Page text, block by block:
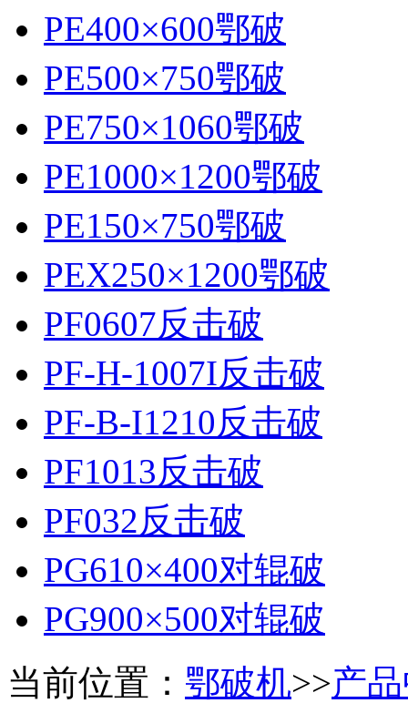
PE400×600鄂破
PE500×750鄂破
PE750×1060鄂破
PE1000×1200鄂破
PE150×750鄂破
PEX250×1200鄂破
PF0607反击破
PF-H-1007I反击破
PF-B-I1210反击破
PF1013反击破
PF032反击破
PG610×400对辊破
PG900×500对辊破
当前位置： 鄂破机>>产